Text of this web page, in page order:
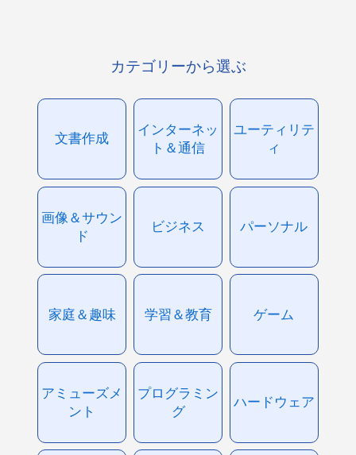
カテゴリーから選ぶ
文書作成
インターネッ
ト＆通信
ユーティリテ
ィ
画像＆サウン
ド
ビジネス パーソナル
家庭＆趣味 学習＆教育 ゲーム
アミューズメ
ント
プログラミン
グ
ハードウェア